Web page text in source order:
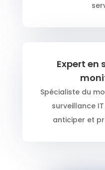
Expert en
Spécialiste du
surveillance
anticiper et